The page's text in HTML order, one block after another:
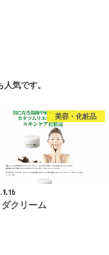
気です。
美容・化粧品
クリーム